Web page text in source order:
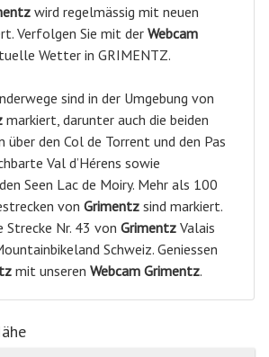
wird regelmässig mit neuen
Verfolgen Sie mit der Webcam
Wetter in GRIMENTZ.
sind in der Umgebung von
markiert, darunter auch die beiden
über den Col de Torrent und den Pas
Val d’Hérens sowie
Seen Lac de Moiry. Mehr als 100
von Grimentz sind markiert.
Strecke Nr. 43 von Grimentz Valais
Schweiz. Geniessen
mit unseren Webcam Grimentz.